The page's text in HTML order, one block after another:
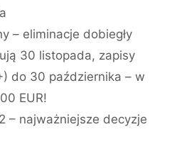
– eliminacje dobiegły
30 listopada, zapisy
do 30 października – w
EUR!
– najważniejsze decyzje